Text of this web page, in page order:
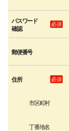
パスワード
確認
必須
郵便番号
住所 必須
市区町村
丁番地名